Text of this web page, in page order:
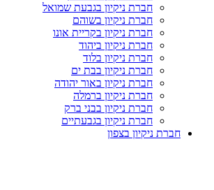
חברת ניקיון בגבעת שמואל
חברת ניקיון בשוהם
חברת ניקיון בקריית אונו
חברת ניקיון ביהוד
חברת ניקיון בלוד
חברת ניקיון בבת ים
חברת ניקיון באור יהודה
חברת ניקיון ברמלה
חברת ניקיון בבני ברק
חברת ניקיון בגבעתיים
חברת ניקיון בצפון